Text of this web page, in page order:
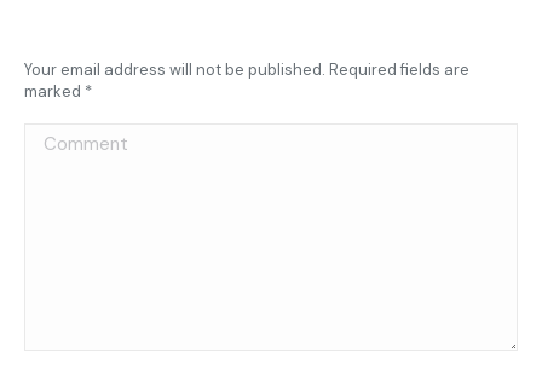
Your email address will not be published. Required fields are
marked *
Comment